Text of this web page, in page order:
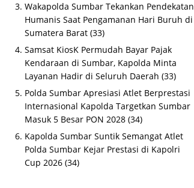
Wakapolda Sumbar Tekankan Pendekatan
Humanis Saat Pengamanan Hari Buruh di
Sumatera Barat (33)
Samsat KiosK Permudah Bayar Pajak
Kendaraan di Sumbar, Kapolda Minta
Layanan Hadir di Seluruh Daerah (33)
Polda Sumbar Apresiasi Atlet Berprestasi
Internasional Kapolda Targetkan Sumbar
Masuk 5 Besar PON 2028 (34)
Kapolda Sumbar Suntik Semangat Atlet
Polda Sumbar Kejar Prestasi di Kapolri
Cup 2026 (34)